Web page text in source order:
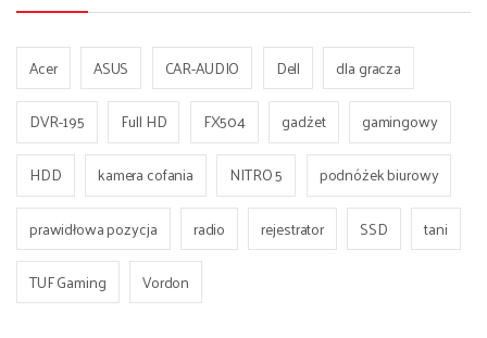
Acer ASUS CAR-AUDIO Dell
dla gracza
DVR-195
Full HD FX504 gadżet
gamingowy
HDD
kamera cofania NITRO 5
podnóżek biurowy
prawidłowa pozycja
radio rejestrator SSD
tani
TUF Gaming
Vordon